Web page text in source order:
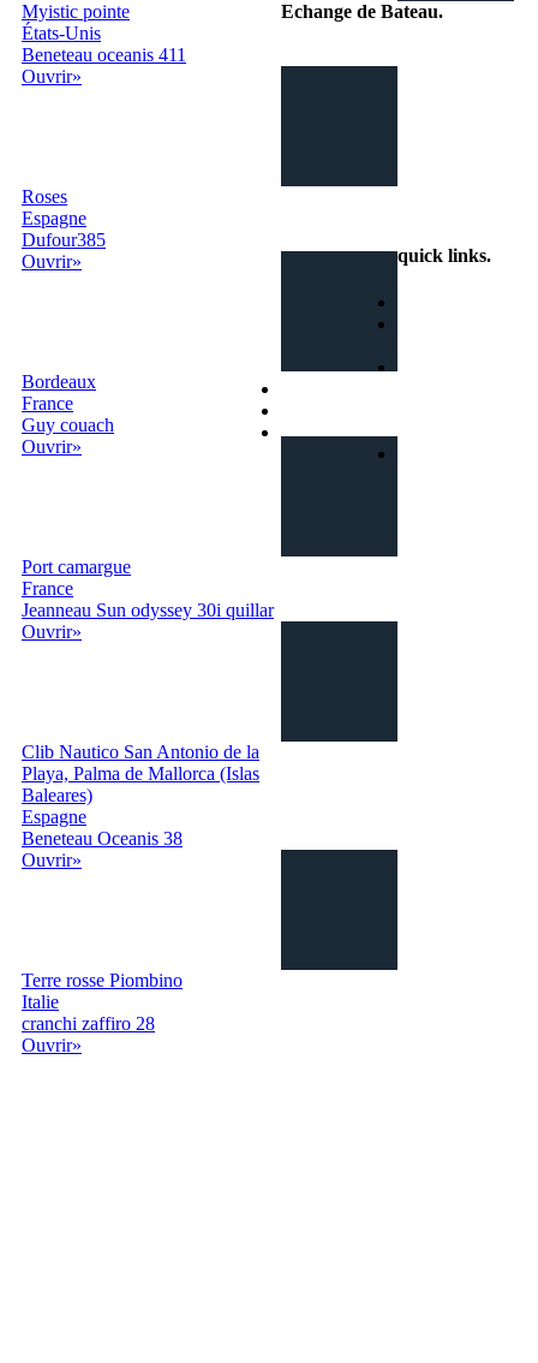
Myistic pointe
États-Unis
Beneteau oceanis 411
Ouvrir»
Roses
Espagne
Dufour385
Ouvrir»
Bordeaux
France
Guy couach
Ouvrir»
Port camargue
France
Jeanneau Sun odyssey 30i quillar
Ouvrir»
Clib Nautico San Antonio de la
Playa, Palma de Mallorca (Islas
Baleares)
Espagne
Beneteau Oceanis 38
Ouvrir»
Terre rosse Piombino
Italie
cranchi zaffiro 28
Ouvrir»
Echange de Bateau.
quick links.